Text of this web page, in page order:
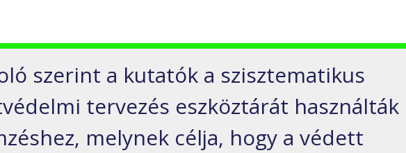
szerint a kutatók a szisztematikus
tervezés eszköztárát használták
melynek célja, hogy a védett